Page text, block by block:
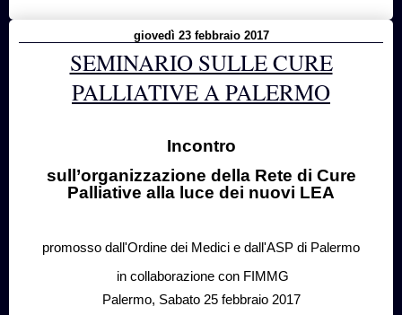
giovedì 23 febbraio 2017
SEMINARIO SULLE CURE
PALLIATIVE A PALERMO
Incontro
sull’organizzazione della Rete di Cure
Palliative alla luce dei nuovi LEA
promosso dall'Ordine dei Medici e dall'ASP di Palermo
in collaborazione con FIMMG
Palermo, Sabato 25 febbraio 2017